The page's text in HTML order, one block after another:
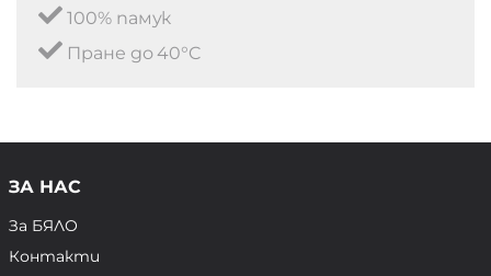
100% памук
Пране до 40°C
ЗА НАС
За БЯЛО
Контакти